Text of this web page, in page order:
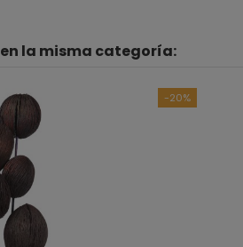
la misma categoría:
-20%